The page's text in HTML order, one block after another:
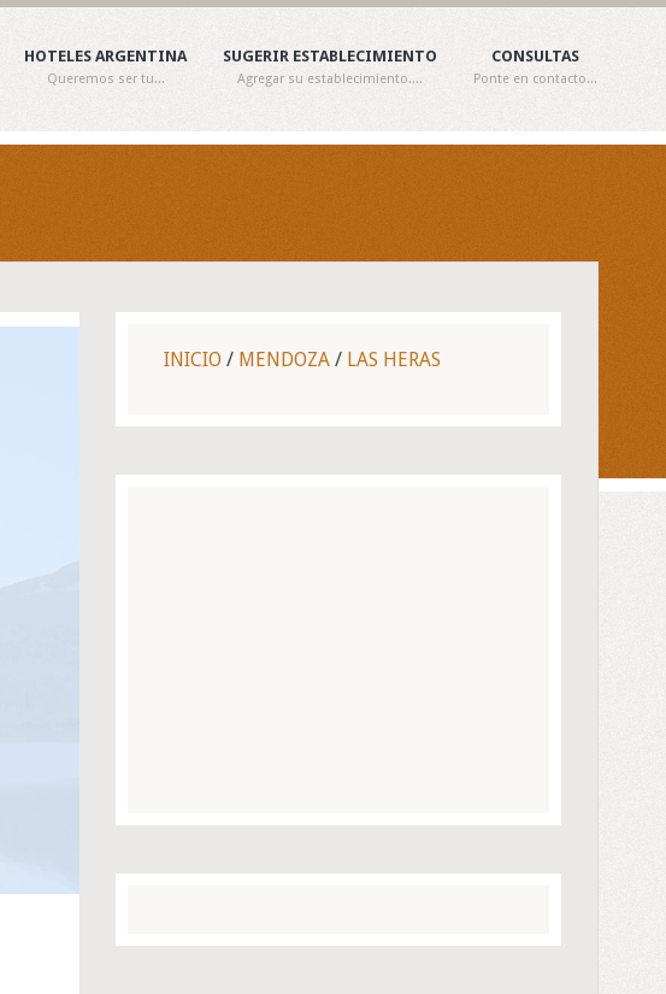
HOTELES ARGENTINA
Queremos ser tu...
SUGERIR ESTABLECIMIENTO
Agregar su establecimiento....
CONSULTAS
Ponte en contacto...
INICIO / MENDOZA / LAS HERAS